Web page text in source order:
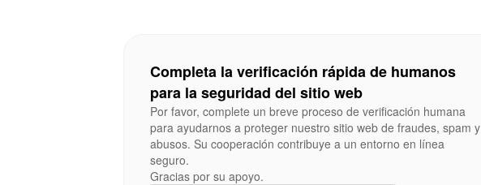
Completa la verificación rápida de humanos
para la seguridad del sitio web
Por favor, complete un breve proceso de verificación humana
para ayudarnos a proteger nuestro sitio web de fraudes, spam y
abusos. Su cooperación contribuye a un entorno en línea
seguro.
Gracias por su apoyo.